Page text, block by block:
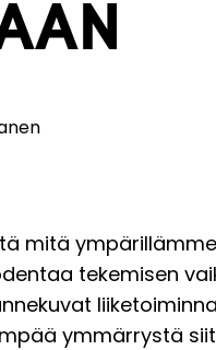
mitä
tekemisen
ymmärrystä